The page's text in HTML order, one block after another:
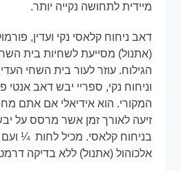
מיידית לתחושה נקייה יותר.
(אתנול) מסייעת לשחיות בית
הגילוח. עוזר לעור בית השחי
וניחוח נקי, ספריי יבש דאב אנטי
המקורי. הוא אידיאלי אם אתם
זיעה לאורך זמן אשר מרסס על
בניחוח קלאסי. מכיל לחות ¼ ועם
אלכוהול (אתנול) ללא בדיקה